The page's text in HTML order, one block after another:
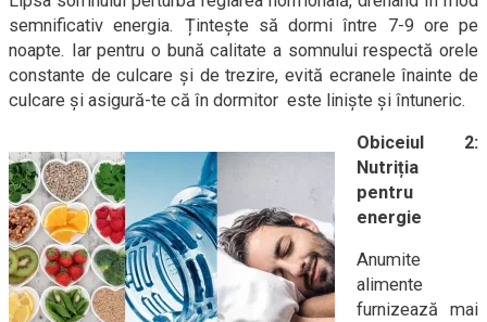
semnificativ energia. Țintește să dormi între 7-9 ore pe
noapte. Iar pentru o bună calitate a somnului respectă orele
constante de culcare și de trezire, evită ecranele înainte de
culcare și asigură-te că în dormitor este liniște și întuneric.
Obiceiul 2:
Nutriția
pentru
energie
Anumite
alimente
furnizează mai